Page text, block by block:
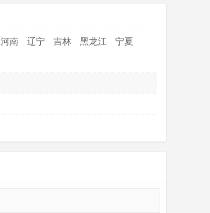
河南 辽宁 吉林 黑龙江
宁夏